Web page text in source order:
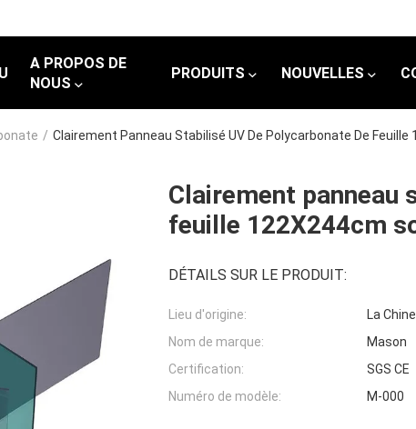
A PROPOS DE
NOUS
PRODUITS NOUVELLES
/ Clairement Panneau Stabilisé UV De Polycarbonate De Feuille
Clairement panneau
feuille 122X244cm
DÉTAILS SUR LE PRODUIT:
Lieu d'origine:
La Chine
Nom de marque:
Mason
Certification:
SGS CE
Numéro de modèle:
M-000